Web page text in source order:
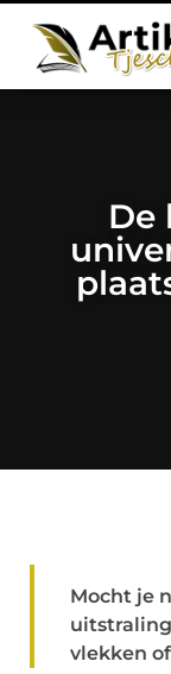
De
Mocht je
vlekken